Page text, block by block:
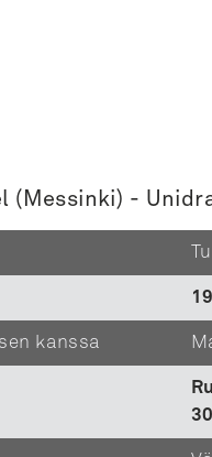
(Messinki) -
kanssa